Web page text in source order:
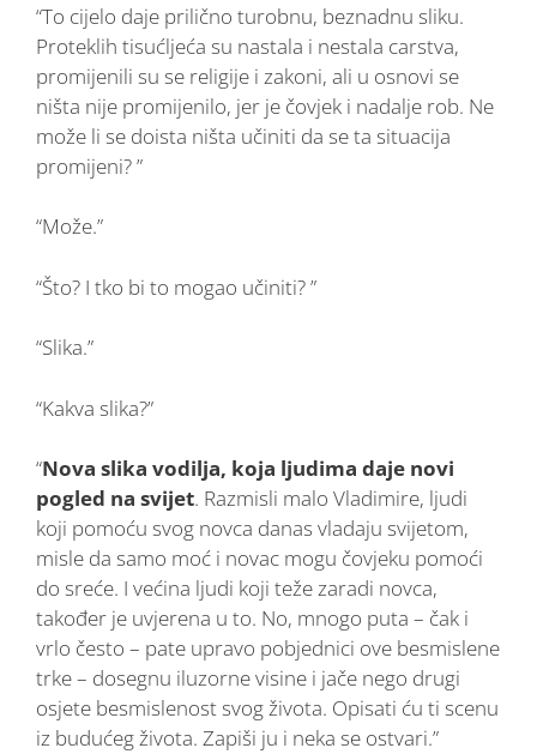
“To cijelo daje prilično turobnu, beznadnu sliku.
Proteklih tisućljeća su nastala i nestala carstva,
promijenili su se religije i zakoni, ali u osnovi se
ništa nije promijenilo, jer je čovjek i nadalje rob. Ne
može li se doista ništa učiniti da se ta situacija
promijeni? ”
“Može.”
“Što? I tko bi to mogao učiniti? ”
“Slika.”
“Kakva slika?”
“Nova slika vodilja, koja ljudima daje novi
pogled na svijet. Razmisli malo Vladimire, ljudi
koji pomoću svog novca danas vladaju svijetom,
misle da samo moć i novac mogu čovjeku pomoći
do sreće. I većina ljudi koji teže zaradi novca,
također je uvjerena u to. No, mnogo puta – čak i
vrlo često – pate upravo pobjednici ove besmislene
trke – dosegnu iluzorne visine i jače nego drugi
osjete besmislenost svog života. Opisati ću ti scenu
iz budućeg života. Zapiši ju i neka se ostvari.”